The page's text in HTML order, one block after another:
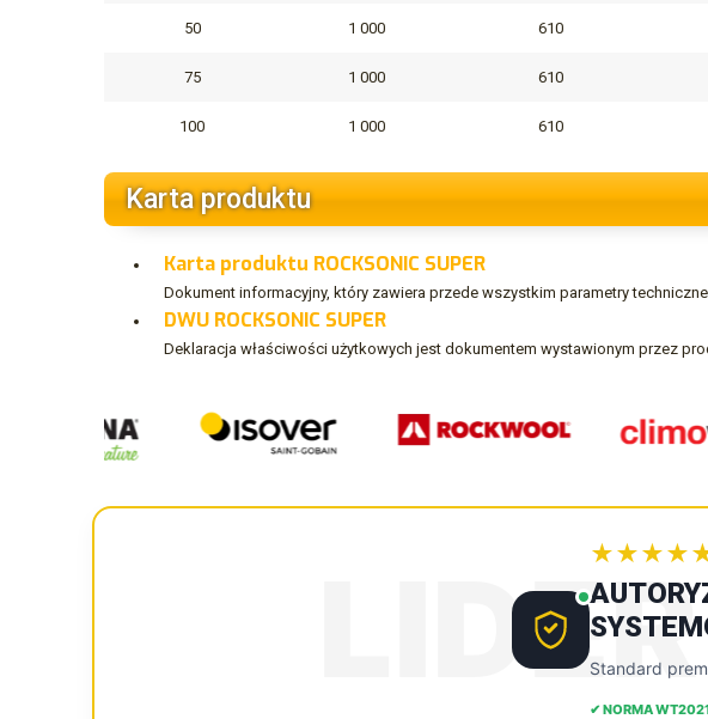
50 1 000 610
75 1 000 610
100 1 000 610
Karta produktu
Karta produktu ROCKSONIC SUPER
Dokument informacyjny, który zawiera przede wszystkim parametry techniczne
DWU ROCKSONIC SUPER
Deklaracja właściwości użytkowych jest dokumentem wystawionym przez
Standard
✔ NORMA